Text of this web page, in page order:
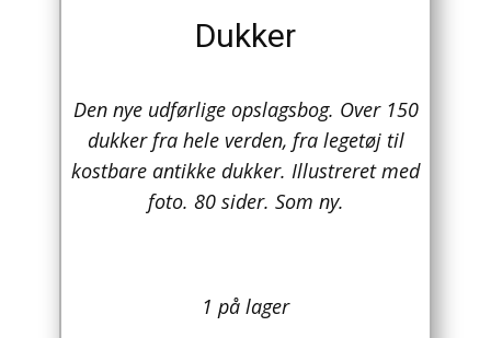
Antikke / Specielle Bøger
Arkæologi
Arkitektur
Asien
Biografier / Erindringer
Dukker
Den nye udførlige opslagsbog. Over 150
dukker fra hele verden, fra legetøj til
kostbare antikke dukker. Illustreret med
foto. 80 sider. Som ny.
1 på lager